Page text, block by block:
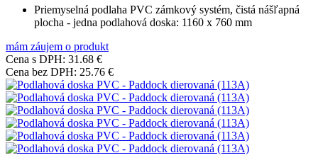
Priemyselná podlaha PVC zámkový systém, čistá nášľapná
plocha - jedna podlahová doska: 1160 x 760 mm
mám záujem o produkt
Cena s DPH: 31.68 €
Cena bez DPH: 25.76 €